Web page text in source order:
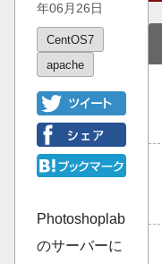
年06月26日
CentOS7
apache
Photoshoplab
のサーバーに